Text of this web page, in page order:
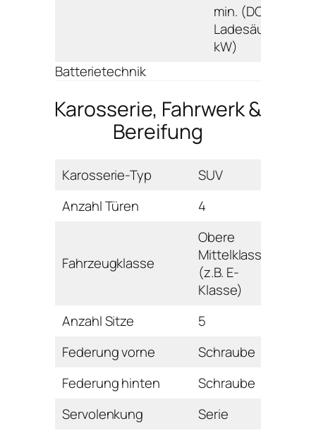
min. (DC
Ladesäule 170,0
kW)
Batterietechnik
Karosserie, Fahrwerk &
Bereifung
Karosserie-Typ
SUV
Anzahl Türen
4
Fahrzeugklasse
Obere
Mittelklasse
(z.B. E-
Klasse)
Anzahl Sitze
5
Federung vorne
Schraube
Federung hinten
Schraube
Servolenkung
Serie